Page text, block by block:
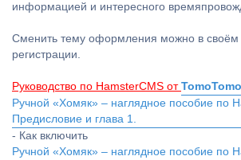
информацией и интересного
Сменить тему оформления можно в
регистрации.
Руководство по HamsterCMS от
Ручной «Хомяк» – наглядное пособие по
Предисловие и глава 1.
- Как включить
Ручной «Хомяк» – наглядное пособие по